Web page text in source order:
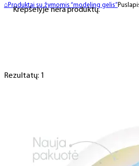
Krepšelyje nėra produktų.
⌂ Produktai su žymomis “modeling gelis”
Rezultatų: 1